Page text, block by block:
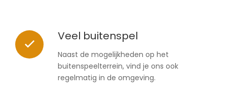
Veel buitenspel
Naast de mogelijkheden op het
buitenspeelterrein, vind je ons ook
regelmatig in de omgeving.